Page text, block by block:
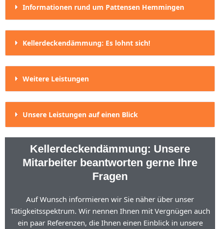
Informationen rund um Pattensen Hemmingen
Kellerdeckendämmung: Es lohnt sich!
Weitere Leistungen
Unsere Leistungen auf einen Blick
Kellerdeckendämmung: Unsere
Mitarbeiter beantworten gerne Ihre
Fragen
Auf Wunsch informieren wir Sie näher über unser
Tätigkeitsspektrum. Wir nennen Ihnen mit Vergnügen auch
ein paar Referenzen, die Ihnen einen Einblick in unsere